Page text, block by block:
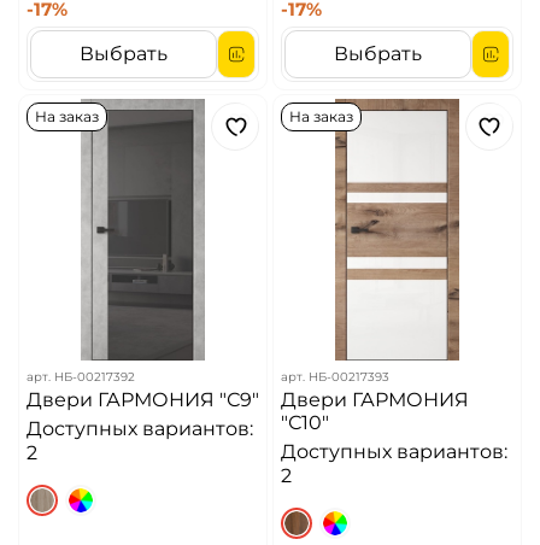
-17%
Выбрать
-17%
Выбрать
На заказ
арт. НБ-00217392
Двери ГАРМОНИЯ "С9"
Доступных вариантов:
2
На заказ
арт. НБ-00217393
Двери ГАРМОНИЯ
"С10"
Доступных вариантов:
2